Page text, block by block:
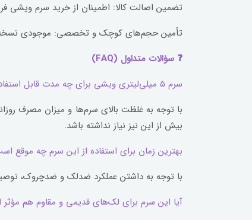
تضمین اصالت کالا: اطمینان از خرید سرم ویشی
تأمین حجم‌های کوچک و تخصصی: موجودی نسخه ۵ میلی‌لیتری سرم ضد پیری ویشی برای مشتریانی که قصد تست و ارزیابی کرده و یا استفاده برای لک یا موضع کوچکی را
❓ سؤالات متداول (FAQ)
سرم ۵ میلی‌لیتری ویشی برای چه مدت قابل استفاده است؟
بیش از این نیز نیاز نداشته باشد.
بهترین زمان برای استفاده از این سرم چه موقع
با توجه به داشتن عملکرد ضدلک و ضدچروک،
آیا این سرم برای لک‌های قدیمی و مقاوم هم